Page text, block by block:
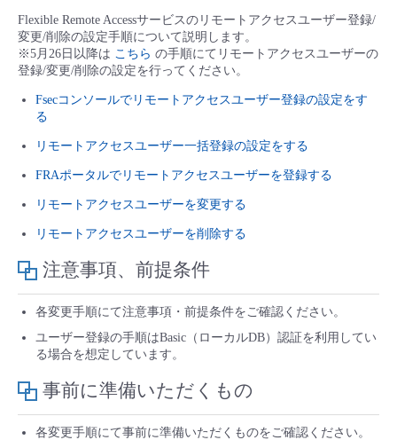
IoT
モニタリング/監査
管理機能
すべてのメニューを見る
ネットワーク
IoT
サポート
管理機能
すべてのメニューを見る
データ利活用
クラウド/サーバー
IoT
モニタリング/監査
サポート
すべてのメニューを見る
■ 管理機能
- 管理機能
- 初期設定・確認
- 登録情報の管理
- APIリファレンス
ユースケース
- バックアップ
- セキュリティ・監査
- データと分析
- マルチクラウド利用
- リモートワーク
故障/メンテナンス情報
故障/メンテナンス履歴
メンテナンス予定
定期メンテナンス
パートナー
販売パートナー向けプログラム
協業パートナー
脱炭素化
Flexible Remote Accessサービスのリモートアクセスユーザー登録/
変更/削除の設定手順について説明します。
※5月26日以降は こちら の手順にてリモートアクセスユーザーの
登録/変更/削除の設定を行ってください。
Fsecコンソールでリモートアクセスユーザー登録の設定をす
る
リモートアクセスユーザー一括登録の設定をする
FRAポータルでリモートアクセスユーザーを登録する
リモートアクセスユーザーを変更する
リモートアクセスユーザーを削除する
注意事項、前提条件
各変更手順にて注意事項・前提条件をご確認ください。
ユーザー登録の手順はBasic（ローカルDB）認証を利用してい
る場合を想定しています。
事前に準備いただくもの
各変更手順にて事前に準備いただくものをご確認ください。